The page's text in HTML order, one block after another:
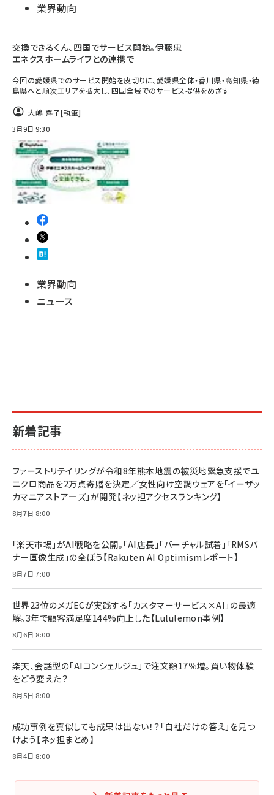
業界動向
交換できるくん、四国でサービス開始。伊藤忠
エネクスホームライフとの連携で
今回の愛媛県でのサービス開始を皮切りに、愛媛県全体・香川県・高知県・徳
島県へと順次エリアを拡大し、四国全域でのサービス提供をめざす
大嶋 喜子[執筆]
3月9日 9:30
業界動向
ニュース
新着記事
ファーストリテイリングが令和8年熊本地震の被災地緊急支援でユ
ニクロ商品を2万点寄贈を決定／女性向け空調ウェアを「イーザッ
カマニアストア―ズ」が開発【ネッ担アクセスランキング】
8月7日 8:00
「楽天市場」がAI戦略を公開。「AI店長」「バーチャル試着」「RMSバ
ナー画像生成」の全ぼう【Rakuten AI Optimismレポート】
8月7日 7:00
世界23位のメガECが実践する「カスタマーサービス×AI」の最適
解。3年で顧客満足度144%向上した【Lululemon事例】
8月6日 8:00
楽天、会話型の「AIコンシェルジュ」で注文額17％増。買い物体験
をどう変えた？
8月5日 8:00
成功事例を真似しても成果は出ない！？「自社だけの答え」を見つ
けよう【ネッ担まとめ】
8月4日 8:00